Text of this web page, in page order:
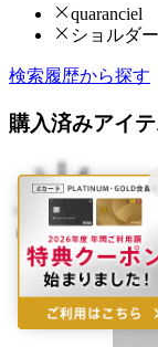
quaranciel
ショルダ
検索履歴から探す
購入済みアイ